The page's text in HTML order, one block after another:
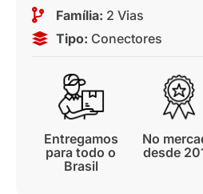
Família: 2 Vias
Tipo: Conectores
Entregamos
para todo o
Brasil
No
desde